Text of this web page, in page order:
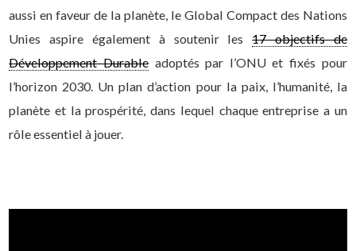
aussi en faveur de la planète, le Global Compact des Nations
Unies aspire également à soutenir les17 objectifs de
Développement Durableadoptés par l’ONU et fixés pour
l’horizon 2030. Un plan d’action pour la paix, l’humanité, la
planète et la prospérité, dans lequel chaque entreprise a un
rôle essentiel à jouer.